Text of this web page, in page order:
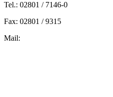
Tel.: 02801 / 7146-0
Fax: 02801 / 9315
Mail: